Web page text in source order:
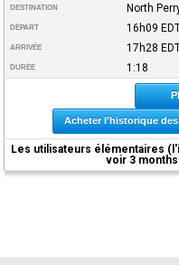
DESTINATION North
DÉPART 16h09
ARRIVÉE 17h28
DURÉE 1:18
Acheter l'historique
Les utilisateurs élémentaires
voir 3